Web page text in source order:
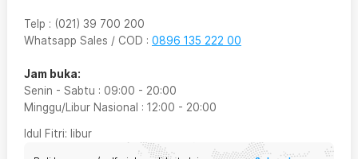
Telp : (021) 39 700 200
Whatsapp Sales / COD : 0896 135 222 00
Jam buka:
Senin - Sabtu : 09:00 - 20:00
Minggu/Libur Nasional : 12:00 - 20:00
Idul Fitri: libur